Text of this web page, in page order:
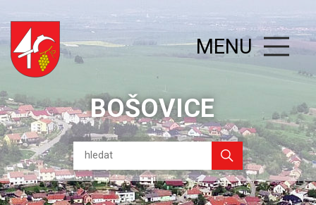
BOŠOVICE
MENU